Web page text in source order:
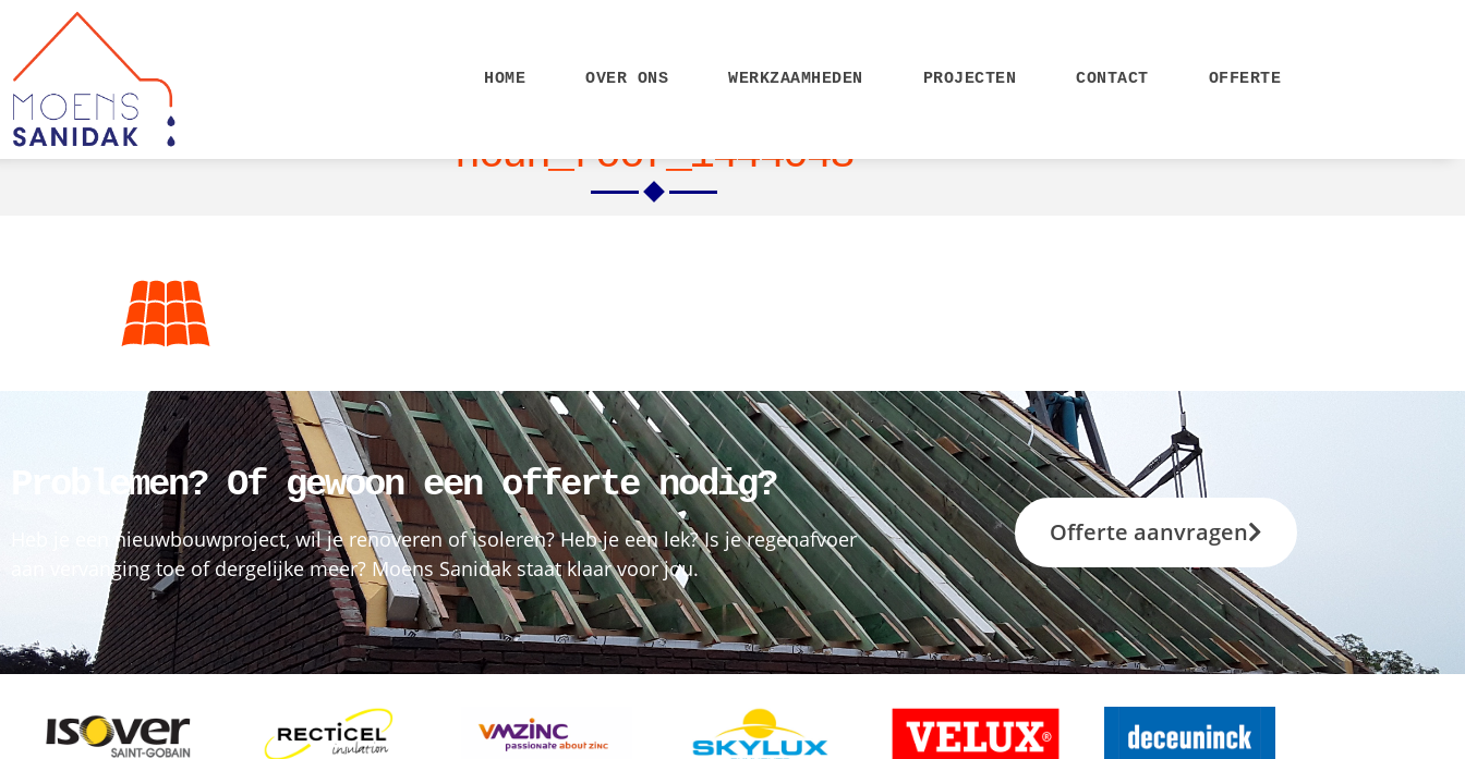
HOME OVER ONS WERKZAAMHEDEN PROJECTEN CONTACT OFFERTE
noun_roof_1444048
Problemen? Of gewoon een offerte nodig?
Heb je een nieuwbouwproject, wil je renoveren of isoleren? Heb je een lek? Is je regenafvoer
aan vervanging toe of dergelijke meer? Moens Sanidak staat klaar voor jou.
Offerte aanvragen